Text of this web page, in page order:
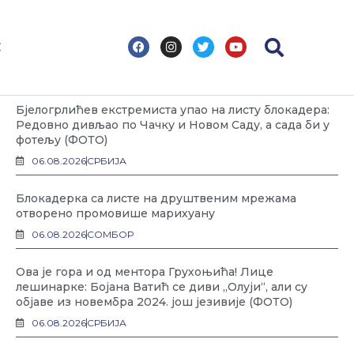
F
a
o
o
k
I
n
g
r
a
m
T
w
e
r
Y
o
b
e
Бјелогрлићев екстремиста упао на листу блокадера:
Редовно дивљао по Чачку и Новом Саду, а сада би у
фотељу (ФОТО)
06.08.2026СРБИЈА
Блокадерка са листе на друштвеним мрежама
отворено промовише марихуану
06.08.2026СОМБОР
Ова је гора и од ментора Грухоњића! Лице
лешинарке: Бојана Ватић се диви „Олуји“, али су
објаве из новембра 2024. још језивије (ФОТО)
06.08.2026СРБИЈА